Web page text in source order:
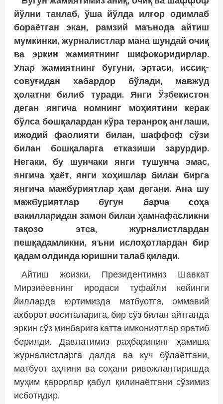
йўлни танлаб, ўша йўлда илғор одимлаб
бораётган экан, рамзий маънода айтиш
мумкинки, журналистлар мана шундай очиқ
ва эркин жамиятнинг шифокоридирлар.
Улар жамиятнинг бугуни, эртаси, иссиқ-
совуғидан хабардор бўлади, мавжуд
ҳолатни билиб туради. Янги Ўзбекистон
деган янгича номнинг моҳиятини керак
бўлса бошқалардан кўра теранроқ англаши,
ижодий фаолияти билан, шаффоф сўзи
билан бошқаларга етказиши зарурдир.
Негаки, бу шунчаки янги тушунча эмас,
янгича ҳаёт, янги хоҳишлар билан бирга
янгича мажбуриятлар ҳам дегани. Ана шу
мажбуриятлар бугун барча соҳа
вакилларидан замон билан ҳамнафасликни
тақозо этса, журналистлардан
пешқадамликни, яъни ислоҳотлардан бир
қадам олдинда юришни талаб қилади.
Айтиш жоизки, Президентимиз Шавкат
Мирзиёевнинг иродаси туфайли кейинги
йилларда юртимизда матбуотга, оммавий
ахборот воситаларига, бир сўз билан айтганда
эркин сўз минбарига катта имкониятлар яратиб
берилди. Давлатимиз раҳбарининг ҳамиша
журналистларга далда ва куч бўлаётгани,
матбуот аҳлини ва соҳани ривожлантиришда
муҳим қарорлар қабул қилинаётгани сўзимиз
исботидир.